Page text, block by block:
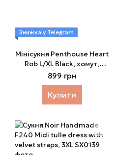
Знижка у Telegram
Мінісукня Penthouse Heart
Rob L/XL Black, хомут,
глибоке декольте,
мініатюрні стрінги
899 грн
Купити